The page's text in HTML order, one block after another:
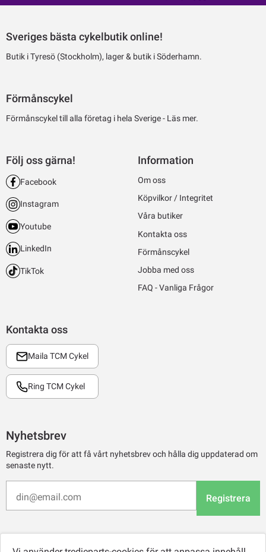
Sveriges bästa cykelbutik online!
Butik i Tyresö (Stockholm), lager & butik i Söderhamn.
Förmånscykel
Förmånscykel till alla företag i hela Sverige - Läs mer.
Kontakta oss
Maila TCM Cykel
Ring TCM Cykel
Följ oss gärna!
Facebook
Instagram
Youtube
LinkedIn
TikTok
Information
Om oss
Köpvilkor / Integritet
Våra butiker
Kontakta oss
Förmånscykel
Jobba med oss
FAQ - Vanliga Frågor
Nyhetsbrev
Registrera dig för att få vårt nyhetsbrev och hålla dig uppdaterad om
senaste nytt.
Registrera